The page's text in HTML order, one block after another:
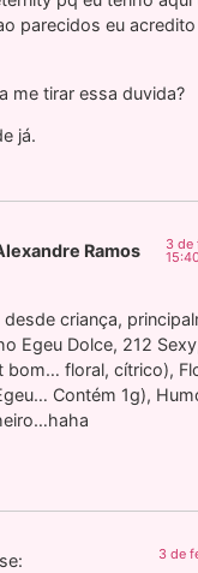
parecidos eu
me tirar essa duvida?
já.
Ramos
3 de
criança,
Egeu Dolce, 212
bom… floral, cítrico),
Contém 1g),
3 de